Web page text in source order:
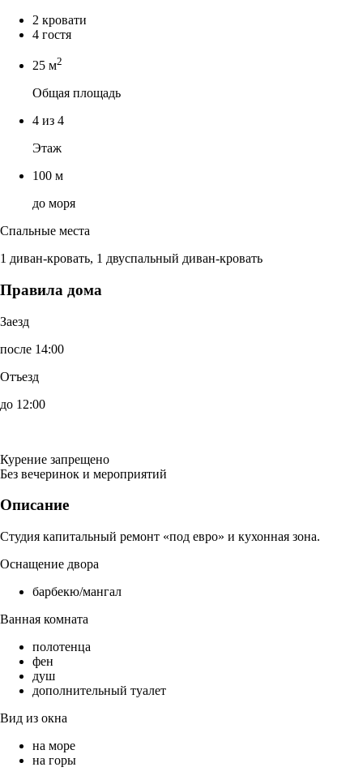
2 кровати
4 гостя
25 м2
Общая площадь
4 из 4
Этаж
100 м
до моря
Спальные места
1 диван-кровать, 1 двуспальный диван-кровать
Правила дома
Заезд
после 14:00
Отъезд
до 12:00
Курение запрещено
Без вечеринок и мероприятий
Описание
Студия капитальный ремонт «под евро» и кухонная зона.
Оснащение двора
барбекю/мангал
Ванная комната
полотенца
фен
душ
дополнительный туалет
Вид из окна
на море
на горы